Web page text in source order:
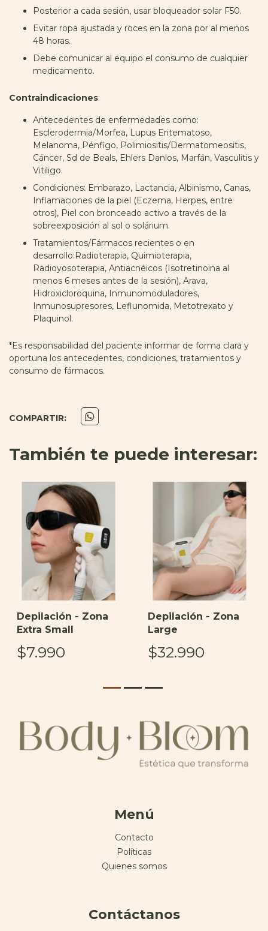
Posterior a cada sesión, usar bloqueador solar F50.
Evitar ropa ajustada y roces en la zona por al menos
48 horas.
Debe comunicar al equipo el consumo de cualquier
medicamento.
Contraindicaciones:
Antecedentes de enfermedades como:
Esclerodermia/Morfea, Lupus Eritematoso,
Melanoma, Pénfigo, Polimiositis/Dermatomeositis,
Cáncer, Sd de Beals, Ehlers Danlos, Marfán, Vasculitis y
Vitiligo.
Condiciones: Embarazo, Lactancia, Albinismo, Canas,
Inflamaciones de la piel (Eczema, Herpes, entre
otros), Piel con bronceado activo a través de la
sobreexposición al sol o solárium.
Tratamientos/Fármacos recientes o en
desarrollo:Radioterapia, Quimioterapia,
Radioyosoterapia, Antiacnéicos (Isotretinoina al
menos 6 meses antes de la sesión), Arava,
Hidroxicloroquina, Inmunomoduladores,
Inmunosupresores, Leflunomida, Metotrexato y
Plaquinol.
*Es responsabilidad del paciente informar de forma clara y
oportuna los antecedentes, condiciones, tratamientos y
consumo de fármacos.
COMPARTIR:
También te puede interesar:
Depilación - Zona
Extra Small
$7.990
Depilación - Zona
Large
$32.990
Menú
Contacto
Políticas
Quienes somos
Contáctanos